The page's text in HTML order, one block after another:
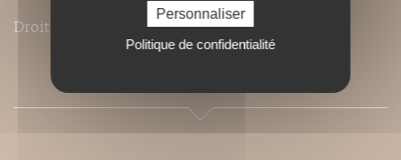
Droits de traduction disponibles
Personnaliser
Politique de confidentialité